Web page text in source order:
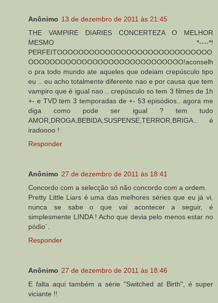
Anônimo 13 de dezembro de 2011 às 21:45
THE VAMPIRE DIARIES CONCERTEZA O MELHOR
MESMO *----*!
PERFEITOOOOOOOOOOOOOOOOOOOOOOOOOOOOO
OOOOOOOOOOOOOOOOOOOOOOOOOOOOO!aconselh
o pra todo mundo ate aqueles que odeiam crepúsculo tipo
eu .. eu acho totalmente diferente nao e por causa que tem
vampiro que é igual nao .. crepúsculo so tem 3 filmes de 1h
+- e TVD tem 3 temporadas de +- 53 episódios.. agora me
diga como pode ser igual ? tem tudo
AMOR,DROGA,BEBIDA,SUSPENSE,TERROR,BRIGA.. é
iradoooo !
Responder
Anônimo 27 de dezembro de 2011 às 18:41
Concordo com a selecção só não concordo com a ordem.
Pretty Little Liars é uma das melhores séries que eu já vi,
nunca se sabe o que vai acontecer a seguir, é
simplesmente LINDA ! Acho que devia pelo menos estar no
pódio´.
Responder
Anônimo 27 de dezembro de 2011 às 18:46
E falta aqui também a série "Switched at Birth", é super
viciante !!